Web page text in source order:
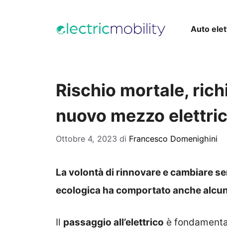
Auto
Rischio mortale,
nuovo mezzo
Ottobre 4, 2023 di Francesco Domenighini
La volontà di rinnovare e cambiare
ecologica ha comportato anche
Il passaggio all’elettrico è